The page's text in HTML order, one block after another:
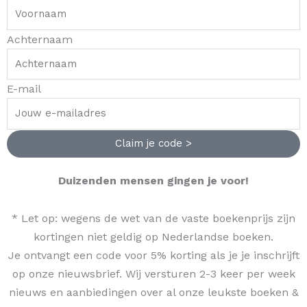
Achternaam
E-mail
Claim je code >
Duizenden mensen gingen je voor!
* Let op: wegens de wet van de vaste boekenprijs zijn
kortingen niet geldig op Nederlandse boeken.
Je ontvangt een code voor 5% korting als je je inschrijft
op onze nieuwsbrief. Wij versturen 2-3 keer per week
nieuws en aanbiedingen over al onze leukste boeken &